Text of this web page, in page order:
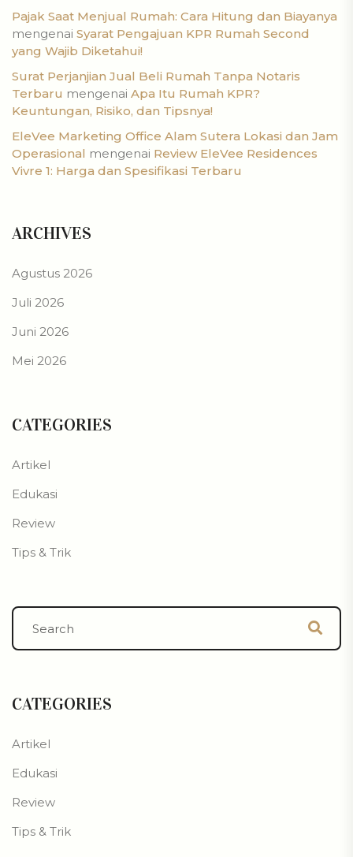
Pajak Saat Menjual Rumah: Cara Hitung dan Biayanya
mengenai Syarat Pengajuan KPR Rumah Second
yang Wajib Diketahui!
Surat Perjanjian Jual Beli Rumah Tanpa Notaris
Terbaru mengenai Apa Itu Rumah KPR?
Keuntungan, Risiko, dan Tipsnya!
EleVee Marketing Office Alam Sutera Lokasi dan Jam
Operasional mengenai Review EleVee Residences
Vivre 1: Harga dan Spesifikasi Terbaru
ARCHIVES
Agustus 2026
Juli 2026
Juni 2026
Mei 2026
CATEGORIES
Artikel
Edukasi
Review
Tips & Trik
CATEGORIES
Artikel
Edukasi
Review
Tips & Trik